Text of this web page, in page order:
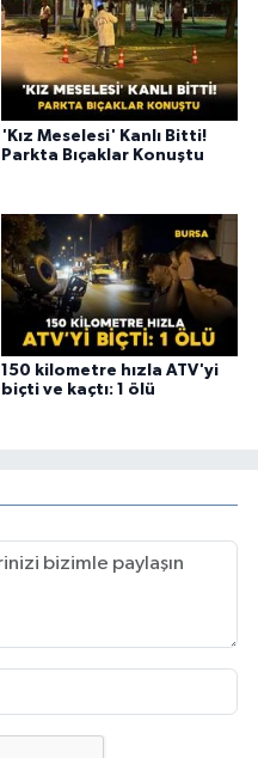
'Kız Meselesi' Kanlı Bitti!
Parkta Bıçaklar Konuştu
150 kilometre hızla ATV'yi
biçti ve kaçtı: 1 ölü